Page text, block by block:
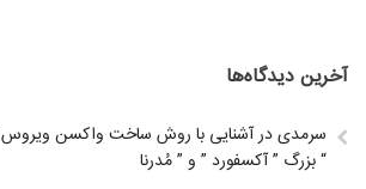
آخرین دیدگاه‌ها
سرمدیدرآشنایی با روش ساخت واکسن ویروس
بزرگ ” آکسفورد ” و ” مُدرنا “